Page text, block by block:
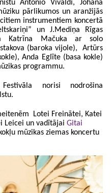
Antonio Vivaldi, Johana
pārlikumos un aranžijās
instrumentiem koncertā
un J.Mediņa Rīgas
Katrīna Mačuka ar solo
(baroka vijole), Artūrs
Anda Eglīte (basa kokle)
programmu.
norisi nodrošina
Lotei Freinātei, Katei
Leicei un vadītājai Gitai
mūzikas ziemas koncertu